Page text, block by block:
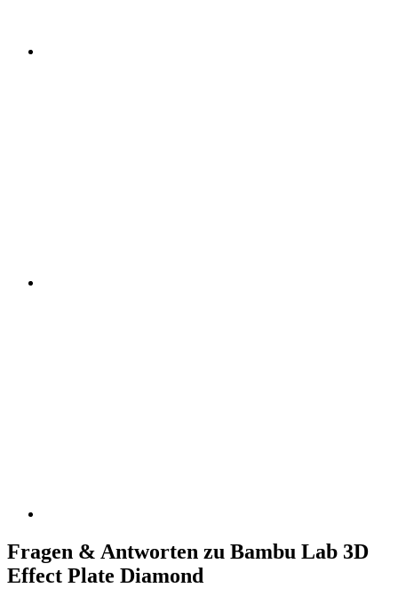
Fragen & Antworten zu Bambu Lab 3D
Effect Plate Diamond